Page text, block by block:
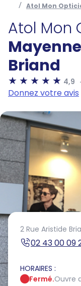
Atol Mon
Atol Mon
Briand
4,9
Donnez votre avis
2 Rue Aristide
02 43 00 09
HORAIRES :
Fermé.Ouvre